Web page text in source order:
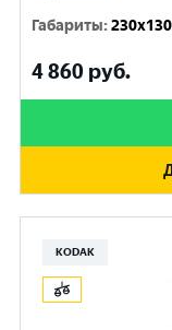
Габариты:
4 860 руб.
KODAK